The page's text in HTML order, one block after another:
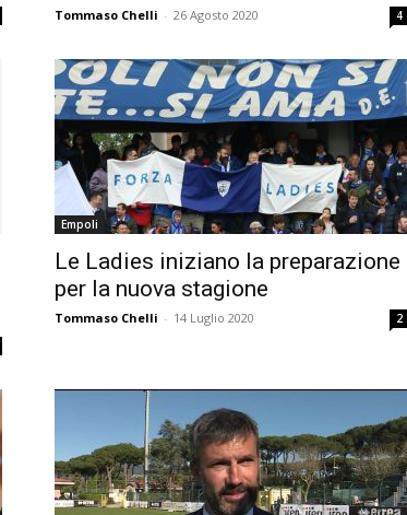
Tommaso Chelli - 26 Agosto 2020 4
Empoli
Le Ladies iniziano la preparazione
per la nuova stagione
Tommaso Chelli - 14 Luglio 2020 2